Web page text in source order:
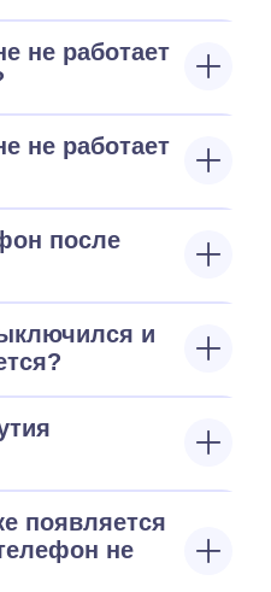
не работает
не работает
после
и
появляется
не